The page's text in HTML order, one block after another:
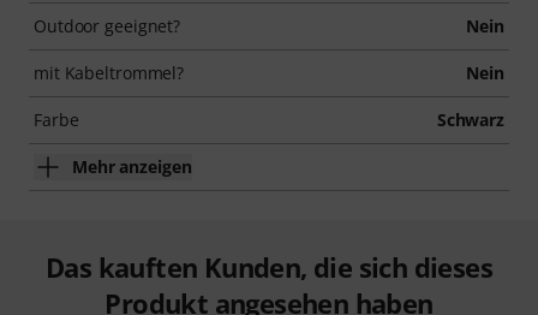
Outdoor geeignet? Nein
mit Kabeltrommel? Nein
Farbe Schwarz
Mehr anzeigen
Das kauften Kunden, die sich dieses
Produkt angesehen haben